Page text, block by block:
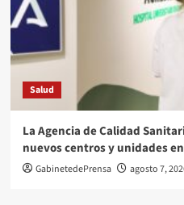
Salud
La Agencia de Calidad
nuevos centros y unidades
GabinetedePrensa agosto 7,